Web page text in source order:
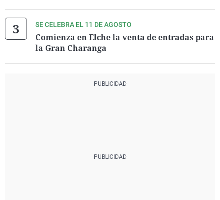
SE CELEBRA EL 11 DE AGOSTO
Comienza en Elche la venta de entradas para
la Gran Charanga